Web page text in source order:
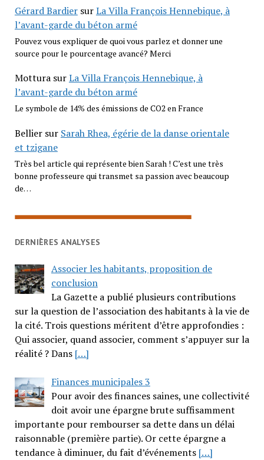
Gérard BardiersurLa Villa François Hennebique, à
l’avant-garde du béton armé
Pouvez vous expliquer de quoi vous parlez et donner une
source pour le pourcentage avancé? Merci
MotturasurLa Villa François Hennebique, à
l’avant-garde du béton armé
Le symbole de 14% des émissions de CO2 en France
Belliersur Sarah Rhea, égérie de la danse orientale
et tzigane
Très bel article qui représente bien Sarah ! C’est une très
bonne professeure qui transmet sa passion avec beaucoup
de…
DERNIÈRES ANALYSES
Associer les habitants, proposition de
conclusion
La Gazette a publié plusieurs contributions
sur la question de l’association des habitants à la vie de
la cité. Trois questions méritent d’être approfondies :
Qui associer, quand associer, comment s’appuyer sur la
réalité ? Dans […]
Finances municipales 3
Pour avoir des finances saines, une collectivité
doit avoir une épargne brute suffisamment
importante pour rembourser sa dette dans un délai
raisonnable (première partie). Or cette épargne a
tendance à diminuer, du fait d’événements […]